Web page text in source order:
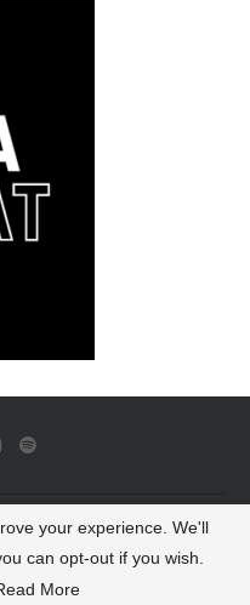
Rights Reserved
your experience. We'll
can opt-out if you wish.
More